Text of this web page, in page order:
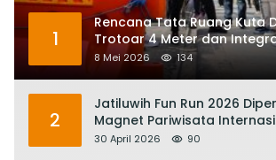
1
Rencana Tata Ruang Kuta
Trotoar 4 Meter dan
Transportasi Listrik
8 Mei 2026 134
2
Jatiluwih Fun Run 2026
Magnet Pariwisata
Satu Abad Pariwisata Bali
30 April 2026 90